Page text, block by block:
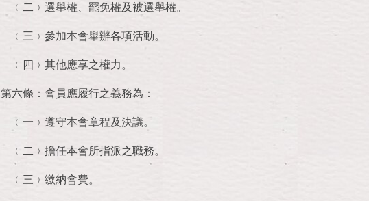
﹙二﹚選舉權、罷免權及被選舉權。
﹙三﹚參加本會舉辦各項活動。
﹙四﹚其他應享之權力。
第六條：會員應履行之義務為：
﹙一﹚遵守本會章程及決議。
﹙二﹚擔任本會所指派之職務。
﹙三﹚繳納會費。